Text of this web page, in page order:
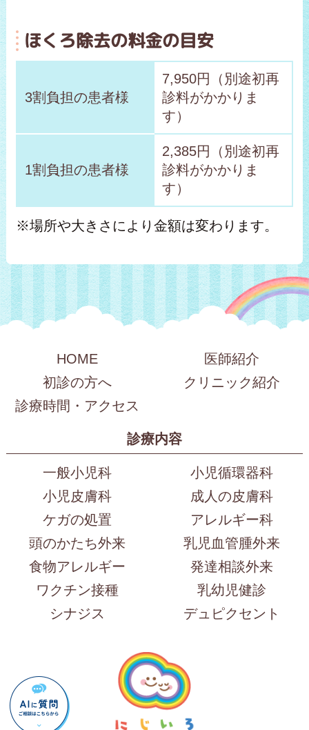
ほくろ除去の料金の目安
3割負担の患者様
7,950円（別途初再
診料がかかりま
す）
1割負担の患者様
2,385円（別途初再
診料がかかりま
す）
※場所や大きさにより金額は変わります。
HOME
医師紹介
初診の方へ
クリニック紹介
診療時間・アクセス
診療内容
一般小児科
小児循環器科
小児皮膚科
成人の皮膚科
ケガの処置
アレルギー科
頭のかたち外来
乳児血管腫外来
食物アレルギー
発達相談外来
ワクチン接種
乳幼児健診
シナジス
デュピクセント